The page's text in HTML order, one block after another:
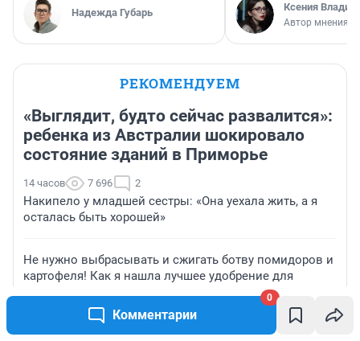
Комментарии
0
Надежда Губарь Ксения
Автор мнения
РЕКОМЕНДУЕМ
«Выглядит, будто сейчас развалится»:
ребенка из Австралии шокировало
состояние зданий в Приморье
14 часов 7 696 2
Накипело у младшей сестры: «Она уехала жить, а я
осталась быть хорошей»
Не нужно выбрасывать и сжигать ботву помидоров и
картофеля! Как я нашла лучшее удобрение для
Вой сирен, злые туристы и грязь. Стоит ли ехать в